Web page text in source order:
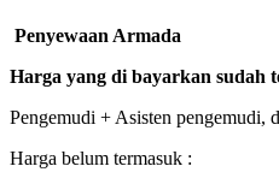
Penyewaan Armada
Harga yang di bayarkan sudah
Pengemudi + Asisten pengemudi,
Harga belum termasuk :